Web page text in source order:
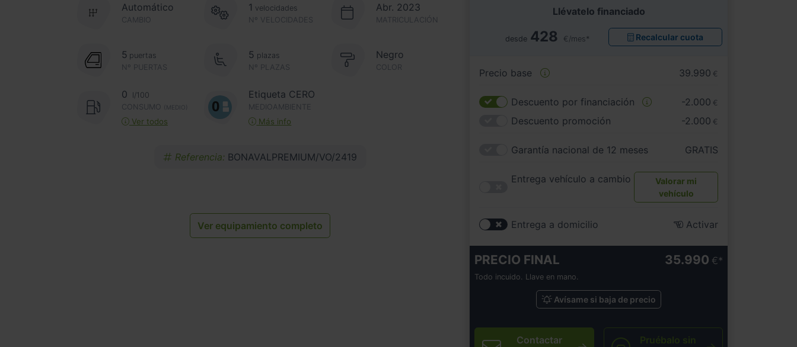
CAMBIO
Automático
Nº VELOCIDADES
1 velocidades Abr. 2023
MATRICULACIÓN
Nº PUERTAS
5 puertas
Nº PLAZAS
5 plazas Negro
COLOR
0
l/100
CONSUMO
(MEDIO)
Ver todos
Etiqueta CERO
MEDIOAMBIENTE
Más info
Referencia: BONAVALPREMIUM/VO/2419
Ver equipamiento completo
Llévatelo financiado
desde 428 €/mes* Recalcular cuota
Precio base 39.990 €
Descuento por financiación -2.000 €
Descuento promoción -2.000 €
Garantía nacional de 12 meses GRATIS
Entrega vehículo a cambio
Valorar mi
vehículo
Entrega a domicilio Activar
PRECIO FINAL 35.990 €
Todo incuido. Llave en mano.
Avísame si baja de precio
Contactar
Pruébalo sin